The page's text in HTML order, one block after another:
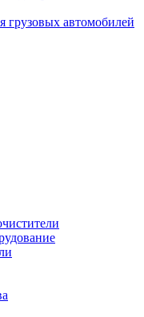
грузовых автомобилей